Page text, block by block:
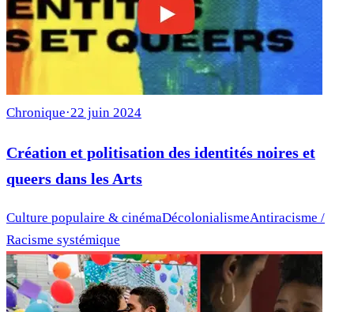
Chronique·22 juin 2024
Création et politisation des identités noires et
queers dans les Arts
Culture populaire & cinémaDécolonialismeAntiracisme /
Racisme systémique